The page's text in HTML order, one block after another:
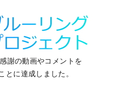
謝の動画やコメントを
とに達成しました。